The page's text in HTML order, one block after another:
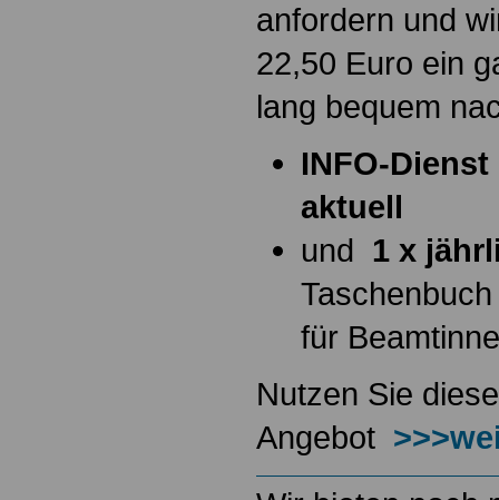
anfordern und
22,50 Euro ein
lang bequem
INFO-
aktuell
und 1 x
Taschenbuch
für
Nutzen Sie
Angebot